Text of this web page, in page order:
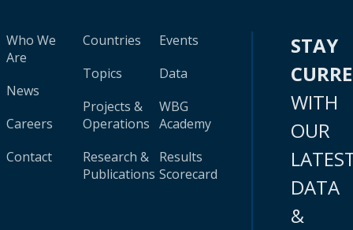
Who We
Are
News
Careers
Contact
Countries
Topics
Projects &
Operations
Research &
Publications
Events
Data
WBG
Academy
Results
Scorecard
STAY
WITH
OUR
DATA
&